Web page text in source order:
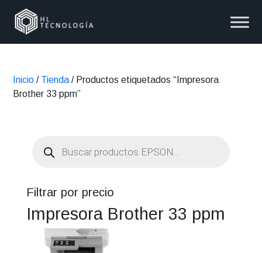
Inicio / Tienda / Productos etiquetados “Impresora
Brother 33 ppm”
productos
Filtrar por precio
Impresora Brother 33 ppm